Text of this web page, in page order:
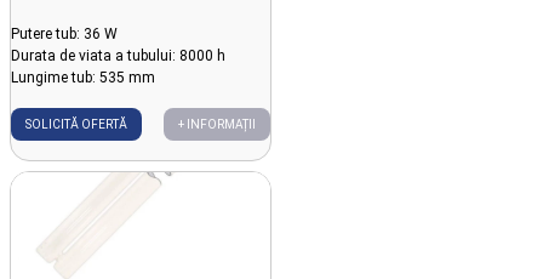
Putere tub: 36 W
Durata de viata a tubului: 8000 h
Lungime tub: 535 mm
SOLICITĂ OFERTĂ + INFORMAȚII